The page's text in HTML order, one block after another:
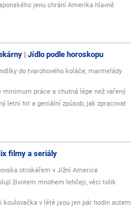
jenu chrání Amerika hlavně
Jídlo podle horoskopu
do tvarohového koláče, marmelády
minimum práce a chutná lépe než vařený
letní hit a geniální způsob, jak zpracovat
filmy a seriály
otrokářem v Jižní Americe
životem mnohem lehčeji, věci tolik
koulovačka v létě jsou jen pár hodin autem